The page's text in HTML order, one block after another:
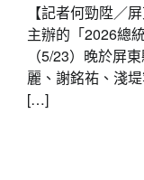
【記者何勁陞／
主辦的「2026總
（5/23）晚於屏
麗、謝銘祐、淺
[…]